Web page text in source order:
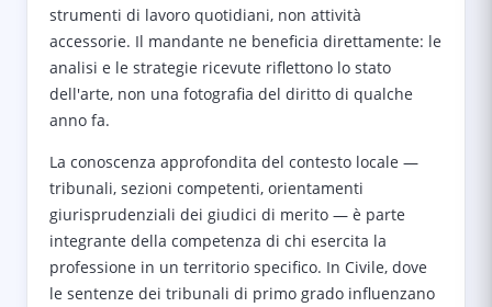
strumenti di lavoro quotidiani, non attività
accessorie. Il mandante ne beneficia direttamente: le
analisi e le strategie ricevute riflettono lo stato
dell'arte, non una fotografia del diritto di qualche
anno fa.
La conoscenza approfondita del contesto locale —
tribunali, sezioni competenti, orientamenti
giurisprudenziali dei giudici di merito — è parte
integrante della competenza di chi esercita la
professione in un territorio specifico. In Civile, dove
le sentenze dei tribunali di primo grado influenzano